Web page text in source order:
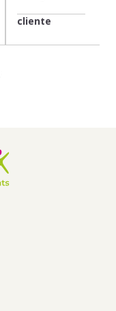
cliente